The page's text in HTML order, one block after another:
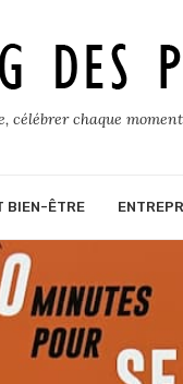
célébrer chaque
BIEN-ÊTRE